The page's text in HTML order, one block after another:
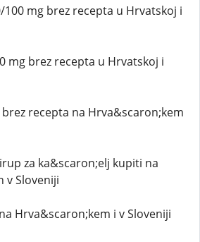
mg brez recepta u Hrvatskoj i
mg brez recepta u Hrvatskoj i
recepta na Hrva&scaron;kem
za ka&scaron;elj kupiti na
v Sloveniji
Hrva&scaron;kem i v Sloveniji